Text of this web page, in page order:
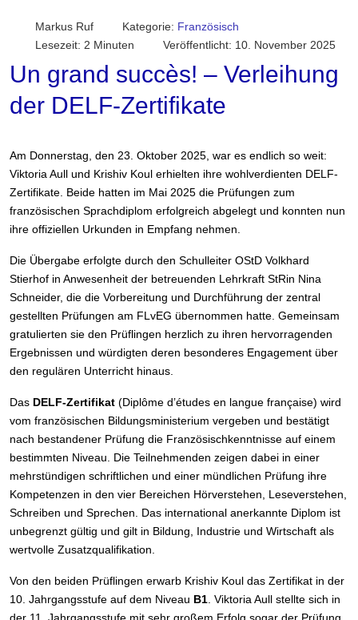
Markus Ruf Kategorie: Französisch
Lesezeit: 2 Minuten
Veröffentlicht: 10. November 2025
Un grand succès! – Verleihung
der DELF-Zertifikate
Am Donnerstag, den 23. Oktober 2025, war es endlich so weit:
Viktoria Aull und Krishiv Koul erhielten ihre wohlverdienten DELF-
Zertifikate. Beide hatten im Mai 2025 die Prüfungen zum
französischen Sprachdiplom erfolgreich abgelegt und konnten nun
ihre offiziellen Urkunden in Empfang nehmen.
Die Übergabe erfolgte durch den Schulleiter OStD Volkhard
Stierhof in Anwesenheit der betreuenden Lehrkraft StRin Nina
Schneider, die die Vorbereitung und Durchführung der zentral
gestellten Prüfungen am FLvEG übernommen hatte. Gemeinsam
gratulierten sie den Prüflingen herzlich zu ihren hervorragenden
Ergebnissen und würdigten deren besonderes Engagement über
den regulären Unterricht hinaus.
Das DELF-Zertifikat (Diplôme d’études en langue française) wird
vom französischen Bildungsministerium vergeben und bestätigt
nach bestandener Prüfung die Französischkenntnisse auf einem
bestimmten Niveau. Die Teilnehmenden zeigen dabei in einer
mehrstündigen schriftlichen und einer mündlichen Prüfung ihre
Kompetenzen in den vier Bereichen Hörverstehen, Leseverstehen,
Schreiben und Sprechen. Das international anerkannte Diplom ist
unbegrenzt gültig und gilt in Bildung, Industrie und Wirtschaft als
wertvolle Zusatzqualifikation.
Von den beiden Prüflingen erwarb Krishiv Koul das Zertifikat in der
10. Jahrgangsstufe auf dem Niveau B1. Viktoria Aull stellte sich in